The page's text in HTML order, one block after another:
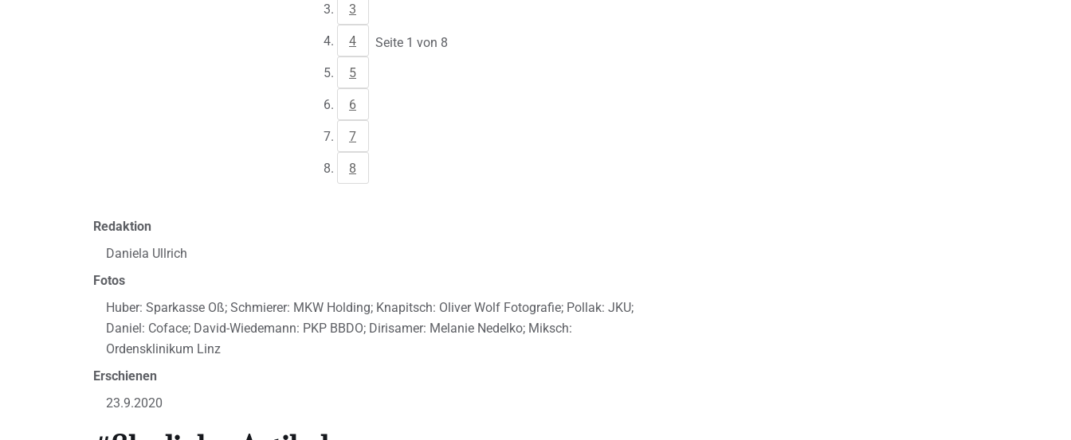
3
4
5
6
7
8
Seite 1 von 8
Redaktion
Daniela Ullrich
Fotos
Huber: Sparkasse Oß; Schmierer: MKW Holding; Knapitsch: Oliver Wolf Fotografie; Pollak: JKU;
Daniel: Coface; David-Wiedemann: PKP BBDO; Dirisamer: Melanie Nedelko; Miksch:
Ordensklinikum Linz
Erschienen
23.9.2020